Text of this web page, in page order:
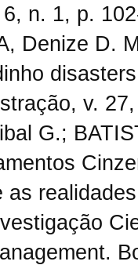
n. 1, p.
Denize D.
v.
G.;
as